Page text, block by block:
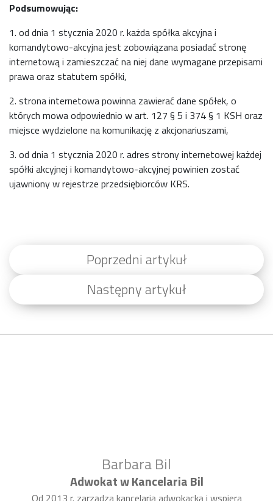
Podsumowując:
1. od dnia 1 stycznia 2020 r. każda spółka akcyjna i
komandytowo-akcyjna jest zobowiązana posiadać stronę
internetową i zamieszczać na niej dane wymagane przepisami
prawa oraz statutem spółki,
2. strona internetowa powinna zawierać dane spółek, o
których mowa odpowiednio w art. 127 § 5 i 374 § 1 KSH oraz
miejsce wydzielone na komunikację z akcjonariuszami,
3. od dnia 1 stycznia 2020 r. adres strony internetowej każdej
spółki akcyjnej i komandytowo-akcyjnej powinien zostać
ujawniony w rejestrze przedsiębiorców KRS.
Poprzedni artykuł
Następny artykuł
Barbara Bil
Adwokat w Kancelaria Bil
Od 2013 r. zarządza kancelarią adwokacką i wspiera